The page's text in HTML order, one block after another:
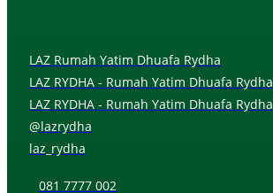
LAZ Rumah Yatim Dhuafa Rydha
LAZ RYDHA - Rumah Yatim Dhuafa Rydha
LAZ RYDHA - Rumah Yatim Dhuafa Rydha
@lazrydha
laz_rydha
081 7777 002